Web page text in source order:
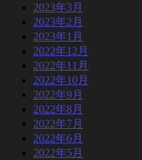
2023年3月
2023年2月
2023年1月
2022年12月
2022年11月
2022年10月
2022年9月
2022年8月
2022年7月
2022年6月
2022年5月